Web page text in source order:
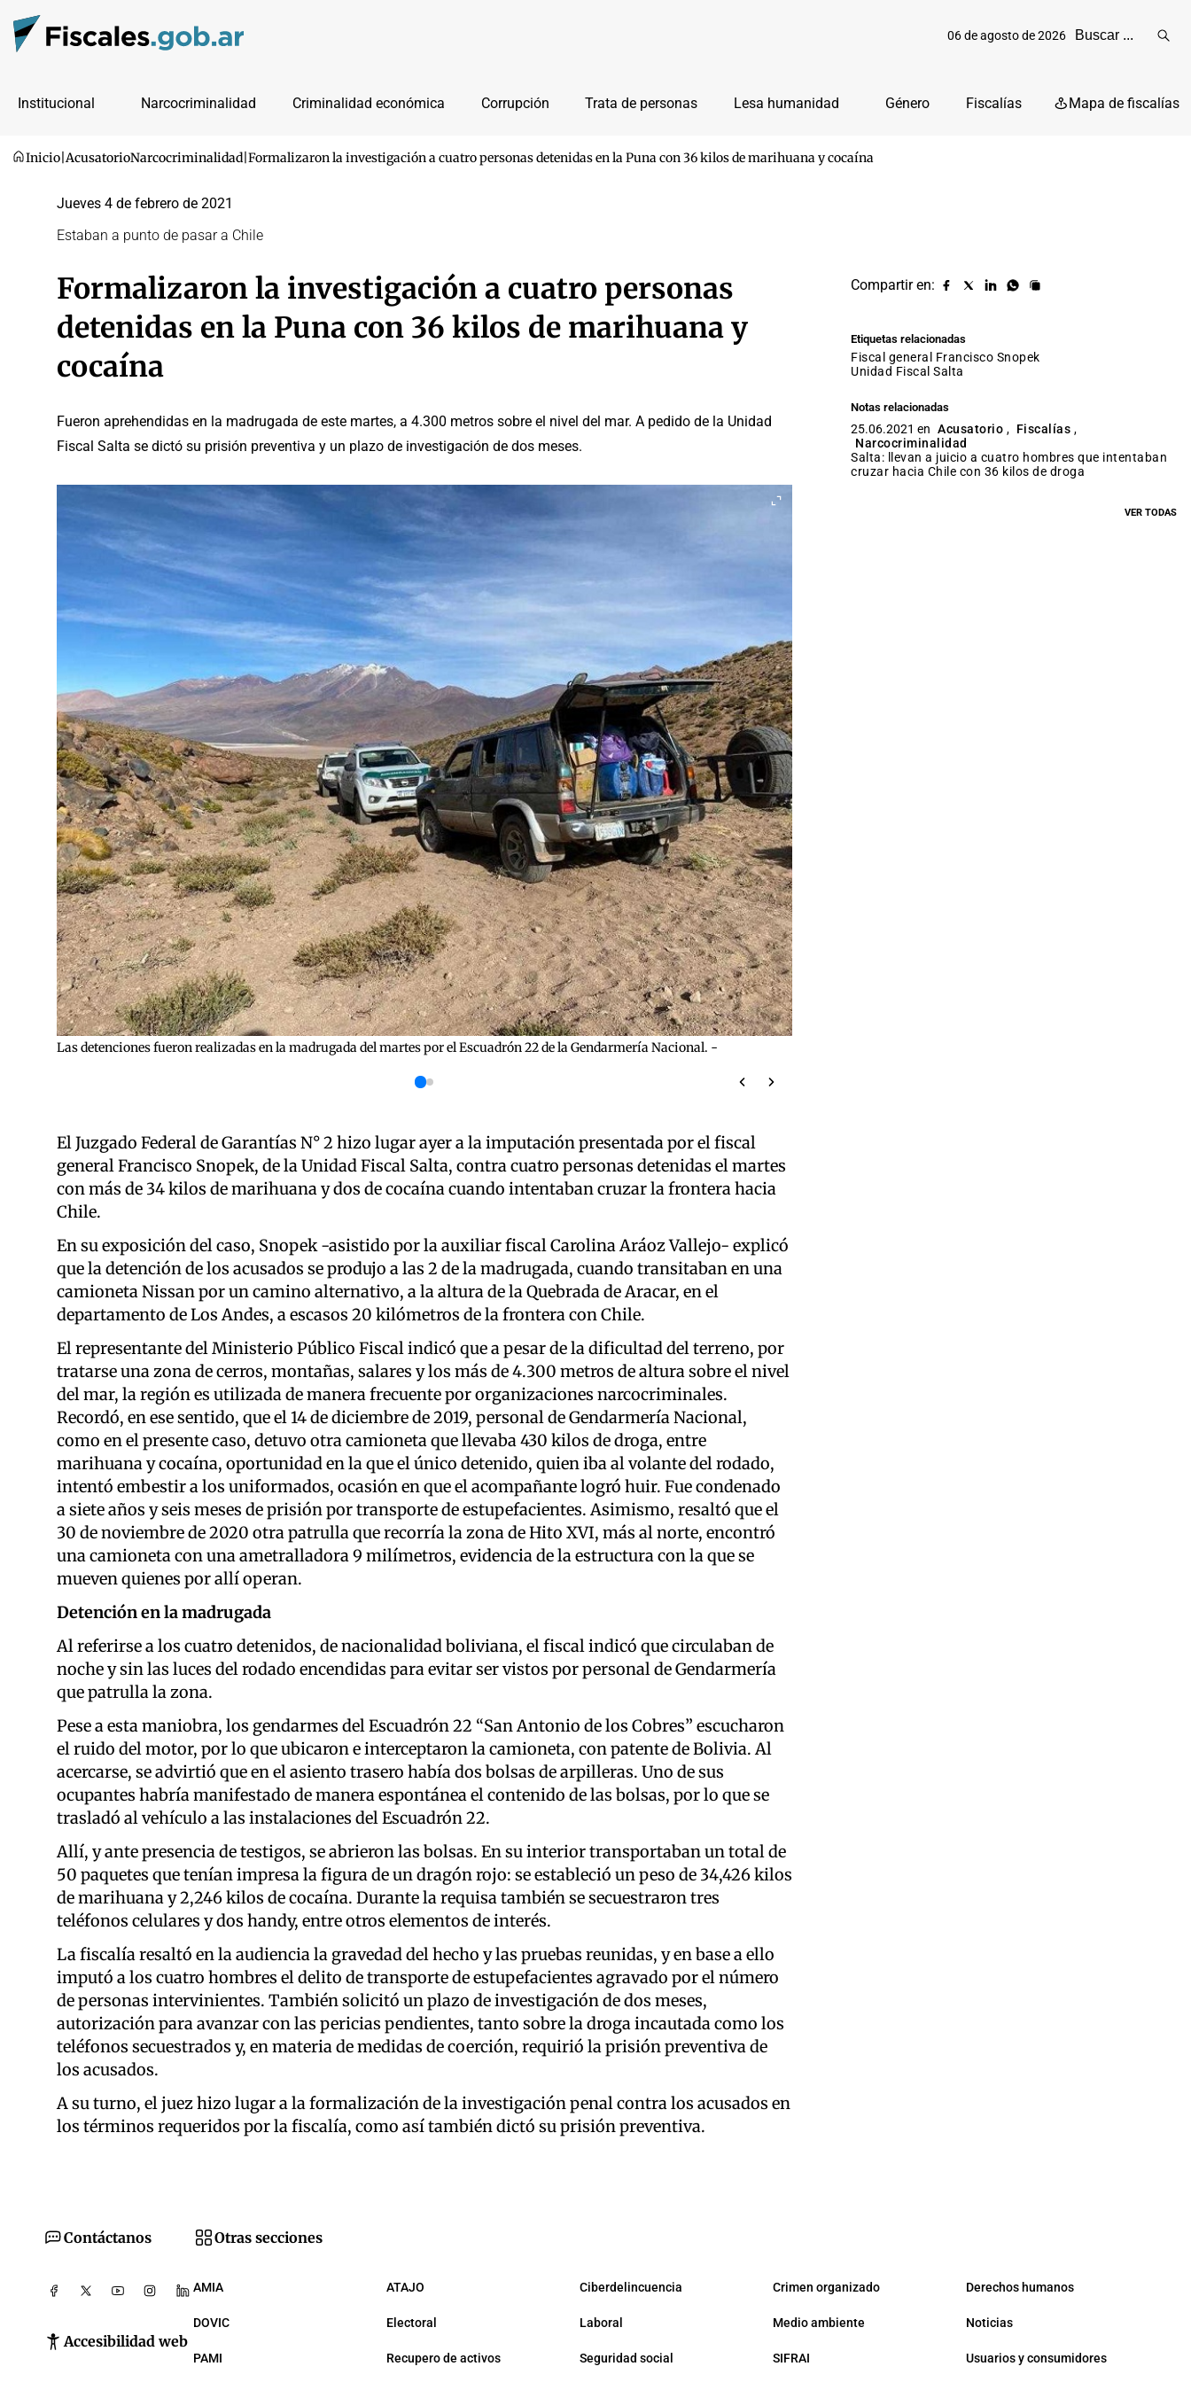
06 de agosto de 2026
Institucional Narcocriminalidad Criminalidad económica Corrupción Trata de personas Lesa humanidad Género Fiscalías Mapa de fiscalías
Inicio AcusatorioNarcocriminalidad Formalizaron la investigación a cuatro personas detenidas en la Puna con 36 kilos de marihuana y cocaína
Jueves 4 de febrero de 2021
Estaban a punto de pasar a Chile
Formalizaron la investigación a cuatro personas
detenidas en la Puna con 36 kilos de marihuana y
cocaína
Fueron aprehendidas en la madrugada de este martes, a 4.300 metros sobre el nivel del mar. A pedido de la Unidad
Fiscal Salta se dictó su prisión preventiva y un plazo de investigación de dos meses.
Las detenciones fueron realizadas en la madrugada del martes por el Escuadrón 22 de la Gendarmería Nacional. -
El Juzgado Federal de Garantías N° 2 hizo lugar ayer a la imputación presentada por el fiscal
general Francisco Snopek, de la Unidad Fiscal Salta, contra cuatro personas detenidas el martes
con más de 34 kilos de marihuana y dos de cocaína cuando intentaban cruzar la frontera hacia
Chile.
En su exposición del caso, Snopek -asistido por la auxiliar fiscal Carolina Aráoz Vallejo- explicó
que la detención de los acusados se produjo a las 2 de la madrugada, cuando transitaban en una
camioneta Nissan por un camino alternativo, a la altura de la Quebrada de Aracar, en el
departamento de Los Andes, a escasos 20 kilómetros de la frontera con Chile.
El representante del Ministerio Público Fiscal indicó que a pesar de la dificultad del terreno, por
tratarse una zona de cerros, montañas, salares y los más de 4.300 metros de altura sobre el nivel
del mar, la región es utilizada de manera frecuente por organizaciones narcocriminales.
Recordó, en ese sentido, que el 14 de diciembre de 2019, personal de Gendarmería Nacional,
como en el presente caso, detuvo otra camioneta que llevaba 430 kilos de droga, entre
marihuana y cocaína, oportunidad en la que el único detenido, quien iba al volante del rodado,
intentó embestir a los uniformados, ocasión en que el acompañante logró huir. Fue condenado
a siete años y seis meses de prisión por transporte de estupefacientes. Asimismo, resaltó que el
30 de noviembre de 2020 otra patrulla que recorría la zona de Hito XVI, más al norte, encontró
una camioneta con una ametralladora 9 milímetros, evidencia de la estructura con la que se
mueven quienes por allí operan.
Detención en la madrugada
Al referirse a los cuatro detenidos, de nacionalidad boliviana, el fiscal indicó que circulaban de
noche y sin las luces del rodado encendidas para evitar ser vistos por personal de Gendarmería
que patrulla la zona.
Pese a esta maniobra, los gendarmes del Escuadrón 22 “San Antonio de los Cobres” escucharon
el ruido del motor, por lo que ubicaron e interceptaron la camioneta, con patente de Bolivia. Al
acercarse, se advirtió que en el asiento trasero había dos bolsas de arpilleras. Uno de sus
ocupantes habría manifestado de manera espontánea el contenido de las bolsas, por lo que se
trasladó al vehículo a las instalaciones del Escuadrón 22.
Allí, y ante presencia de testigos, se abrieron las bolsas. En su interior transportaban un total de
50 paquetes que tenían impresa la figura de un dragón rojo: se estableció un peso de 34,426 kilos
de marihuana y 2,246 kilos de cocaína. Durante la requisa también se secuestraron tres
teléfonos celulares y dos handy, entre otros elementos de interés.
La fiscalía resaltó en la audiencia la gravedad del hecho y las pruebas reunidas, y en base a ello
imputó a los cuatro hombres el delito de transporte de estupefacientes agravado por el número
de personas intervinientes. También solicitó un plazo de investigación de dos meses,
autorización para avanzar con las pericias pendientes, tanto sobre la droga incautada como los
teléfonos secuestrados y, en materia de medidas de coerción, requirió la prisión preventiva de
los acusados.
A su turno, el juez hizo lugar a la formalización de la investigación penal contra los acusados en
los términos requeridos por la fiscalía, como así también dictó su prisión preventiva.
Compartir en:
Compartir
Compartir
Compartir
Compartir
Copiar
Etiquetas relacionadas
fiscal general Francisco Snopek
Unidad Fiscal Salta
Notas relacionadas
25.06.2021 en Acusatorio , Fiscalías ,
Narcocriminalidad
Salta: llevan a juicio a cuatro hombres que intentaban
cruzar hacia Chile con 36 kilos de droga
VER TODAS
Contáctanos
Accesibilidad web
Otras secciones
AMIA ATAJO Ciberdelincuencia Crimen organizado Derechos humanos
DOVIC Electoral Laboral Medio ambiente Noticias
PAMI Recupero de activos Seguridad social SIFRAI Usuarios y consumidores